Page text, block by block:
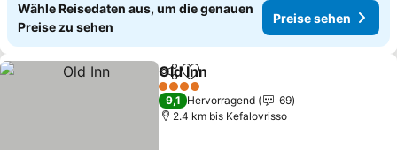
Wähle Reisedaten aus, um die genauen
Preise zu sehen
Preise sehen
TeilenZu Favoriten hinzufügen
Old Inn
4 Sterne
9,1 Hervorragend
69
2.4 km bis Kefalovrisso